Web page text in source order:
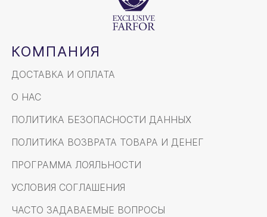
КОМПАНИЯ
ДОСТАВКА И ОПЛАТА
О НАС
ПОЛИТИКА БЕЗОПАСНОСТИ ДАННЫХ
ПОЛИТИКА ВОЗВРАТА ТОВАРА И ДЕНЕГ
ПРОГРАММА ЛОЯЛЬНОСТИ
УСЛОВИЯ СОГЛАШЕНИЯ
ЧАСТО ЗАДАВАЕМЫЕ ВОПРОСЫ